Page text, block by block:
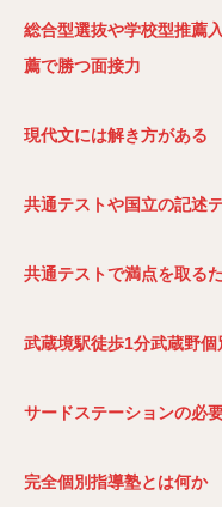
総合型選抜や学校型推薦
薦で勝つ面接力
現代文には解き方がある
共通テストや国立の記述
共通テストで満点を取る
武蔵境駅徒歩1分武蔵野個
サードステーションの必
完全個別指導塾とは何か